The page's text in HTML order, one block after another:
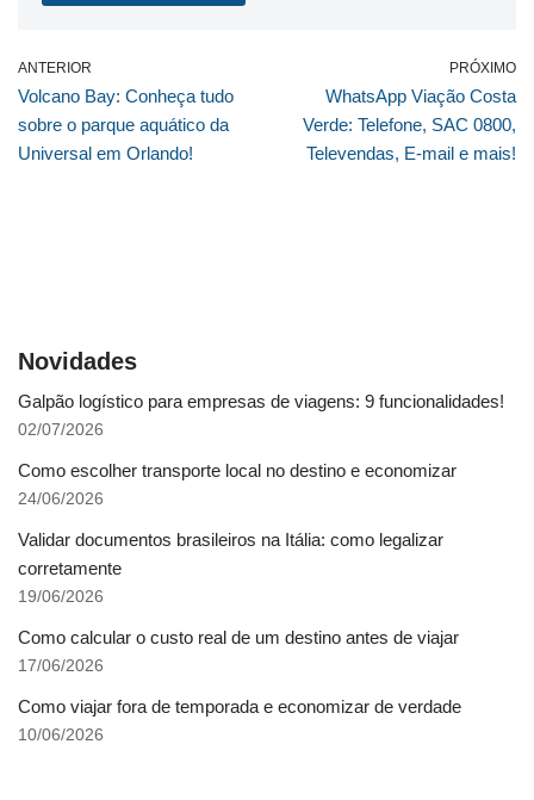
ANTERIOR
Volcano Bay: Conheça tudo
sobre o parque aquático da
Universal em Orlando!
PRÓXIMO
WhatsApp Viação Costa
Verde: Telefone, SAC 0800,
Televendas, E-mail e mais!
Novidades
Galpão logístico para empresas de viagens: 9 funcionalidades!
02/07/2026
Como escolher transporte local no destino e economizar
24/06/2026
Validar documentos brasileiros na Itália: como legalizar
corretamente
19/06/2026
Como calcular o custo real de um destino antes de viajar
17/06/2026
Como viajar fora de temporada e economizar de verdade
10/06/2026